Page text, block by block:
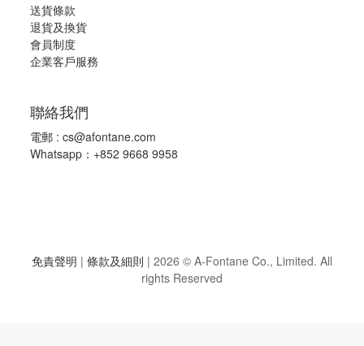
送貨條款
退貨及換貨
會員制度
企業客戶服務
聯絡我們
電郵 : cs@afontane.com
Whatsapp：+852 9668 9958
免責聲明 | 條款及細則 | 2026 © A-Fontane Co., Limited. All
rights Reserved